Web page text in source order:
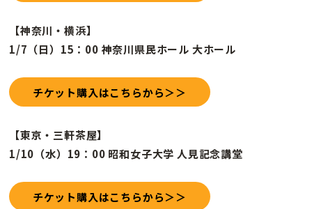
【神奈川・横浜】
1/7（日）15：00 神奈川県民ホール 大ホール
チケット購入はこちらから＞＞
【東京・三軒茶屋】
1/10（水）19：00 昭和女子大学 人見記念講堂
チケット購入はこちらから＞＞